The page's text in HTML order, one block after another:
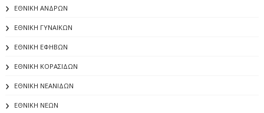
ΕΘΝΙΚΗ ΑΝΔΡΩΝ
ΕΘΝΙΚΗ ΓΥΝΑΙΚΩΝ
ΕΘΝΙΚΗ ΕΦΗΒΩΝ
ΕΘΝΙΚΗ ΚΟΡΑΣΙΔΩΝ
ΕΘΝΙΚΗ ΝΕΑΝΙΔΩΝ
ΕΘΝΙΚΗ ΝΕΩΝ